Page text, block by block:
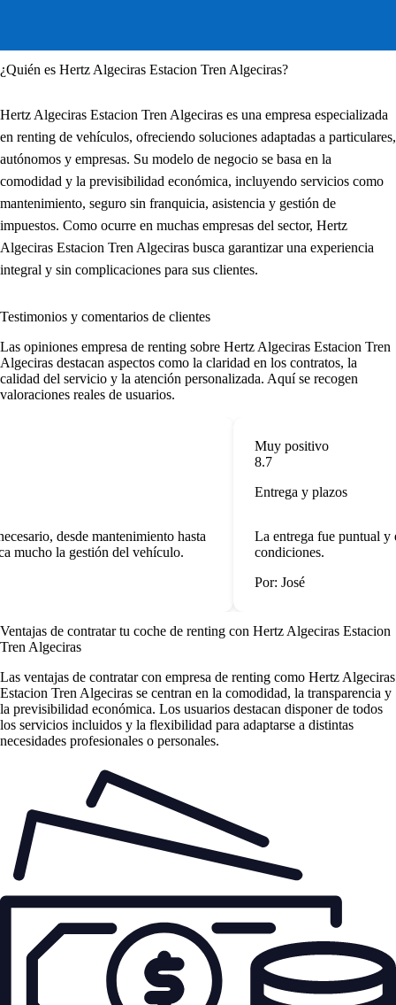
¿Quién es Hertz Algeciras Estacion Tren Algeciras?
Hertz Algeciras Estacion Tren Algeciras es una empresa especializada
en renting de vehículos, ofreciendo soluciones adaptadas a particulares,
autónomos y empresas. Su modelo de negocio se basa en la
comodidad y la previsibilidad económica, incluyendo servicios como
mantenimiento, seguro sin franquicia, asistencia y gestión de
impuestos. Como ocurre en muchas empresas del sector, Hertz
Algeciras Estacion Tren Algeciras busca garantizar una experiencia
integral y sin complicaciones para sus clientes.
Testimonios y comentarios de clientes
Las opiniones empresa de renting sobre Hertz Algeciras Estacion Tren
Algeciras destacan aspectos como la claridad en los contratos, la
calidad del servicio y la atención personalizada. Aquí se recogen
valoraciones reales de usuarios.
desde mantenimiento hasta
mucho la gestión del vehículo.
Muy positivo
8.7
Entrega y plazos
La entrega fue puntual y
condiciones.
Por: José
Ventajas de contratar tu coche de renting con Hertz Algeciras Estacion
Tren Algeciras
Las ventajas de contratar con empresa de renting como Hertz Algeciras
Estacion Tren Algeciras se centran en la comodidad, la transparencia y
la previsibilidad económica. Los usuarios destacan disponer de todos
los servicios incluidos y la flexibilidad para adaptarse a distintas
necesidades profesionales o personales.